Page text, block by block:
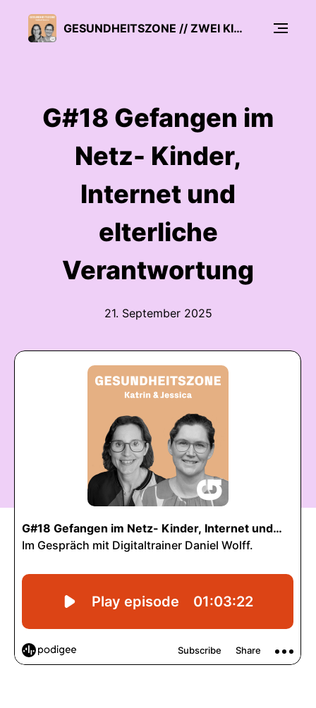
GESUNDHEITSZONE // ZWEI KINDERÄRZTE ÜBER PROBLEME UND LÖSUNGEN IN IHREM JOB
G#18 Gefangen im
Netz- Kinder,
Internet und
elterliche
Verantwortung
21. September 2025